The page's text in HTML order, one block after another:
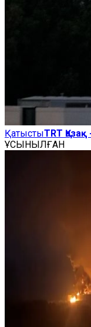
ҚатыстыTRT
ҰСЫНЫЛҒАН